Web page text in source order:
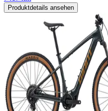
Produktdetails ansehen